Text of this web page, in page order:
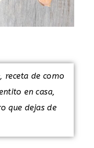
receta de como
en casa,
que dejas de